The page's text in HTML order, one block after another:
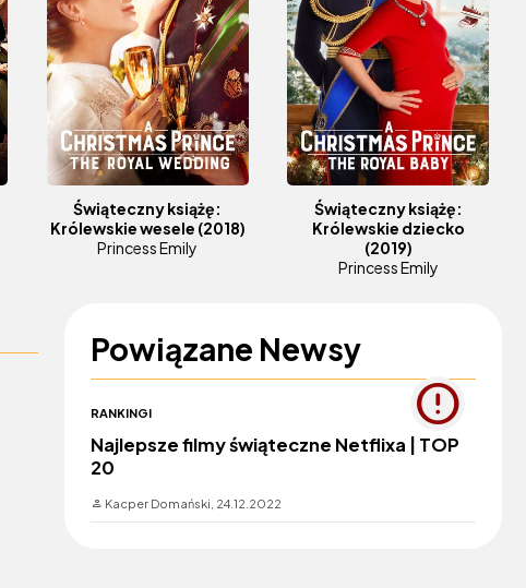
Świąteczny książę:
Królewskie wesele (2018)
Princess Emily
Świąteczny książę:
Królewskie dziecko
(2019)
Princess Emily
Powiązane Newsy
RANKINGI
Najlepsze filmy świąteczne Netflixa | TOP
20
Kacper Domański, 24.12.2022